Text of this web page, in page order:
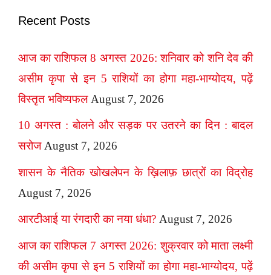
Recent Posts
आज का राशिफल 8 अगस्त 2026: शनिवार को शनि देव की
असीम कृपा से इन 5 राशियों का होगा महा-भाग्योदय, पढ़ें
विस्तृत भविष्यफल August 7, 2026
10 अगस्त : बोलने और सड़क पर उतरने का दिन : बादल
सरोज August 7, 2026
शासन के नैतिक खोखलेपन के ख़िलाफ़ छात्रों का विद्रोह
August 7, 2026
आरटीआई या रंगदारी का नया धंधा? August 7, 2026
आज का राशिफल 7 अगस्त 2026: शुक्रवार को माता लक्ष्मी
की असीम कृपा से इन 5 राशियों का होगा महा-भाग्योदय, पढ़ें